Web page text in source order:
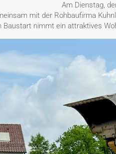
Am Dienstag,
mit der Rohbaufirma
nimmt ein attraktives